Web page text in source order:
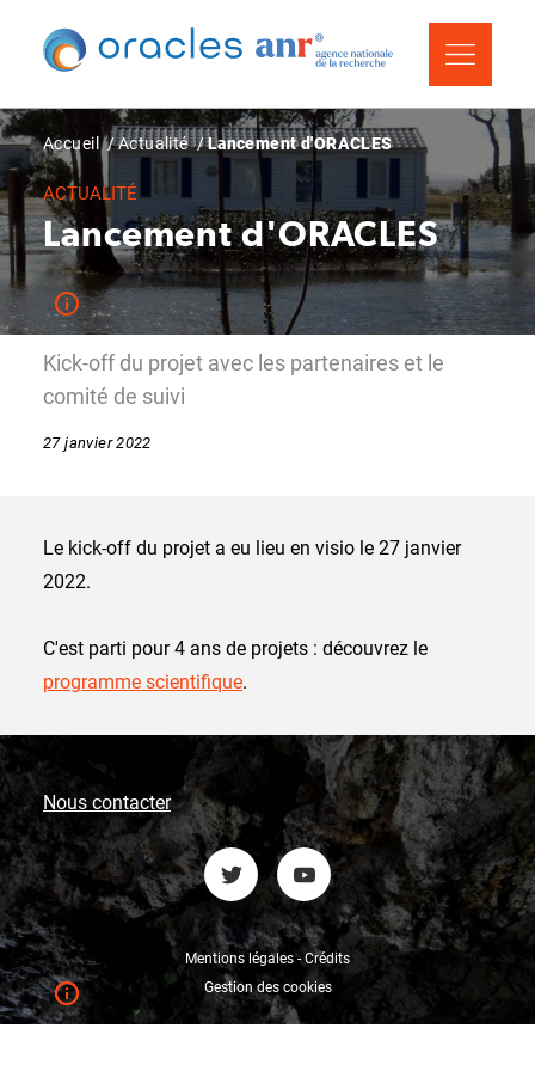
contenu
Fil
d'Ariane
Accueil Actualité Lancement d'ORACLES
ACTUALITÉ
Lancement d'ORACLES
Kick-off du projet avec les partenaires et le
comité de suivi
27 janvier 2022
Le kick-off du projet a eu lieu en visio le 27 janvier
2022.
C'est parti pour 4 ans de projets : découvrez le
programme scientifique.
Nous contacter
Mentions légales - Crédits
Gestion des cookies